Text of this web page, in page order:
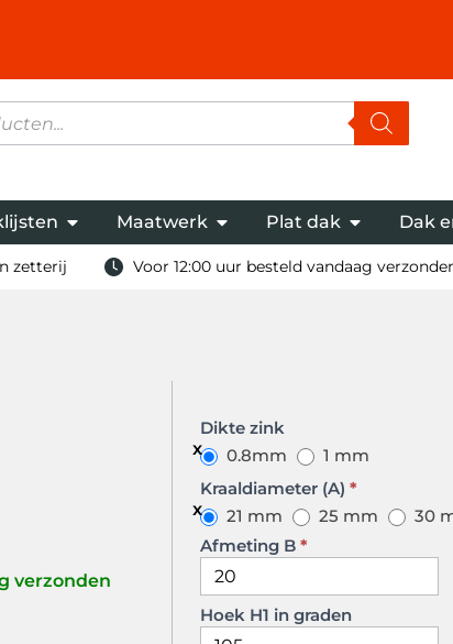
Maatwerk Plat dak Dak
zetterij Voor 12:00 uur besteld vandaag
verzonden
Bakgoot
op maat
model A
Z
Dikte zink
0.8mm
1 mm
Kraaldiameter (A)*
21 mm
25 mm
30
Afmeting B*
Hoek H1 in graden